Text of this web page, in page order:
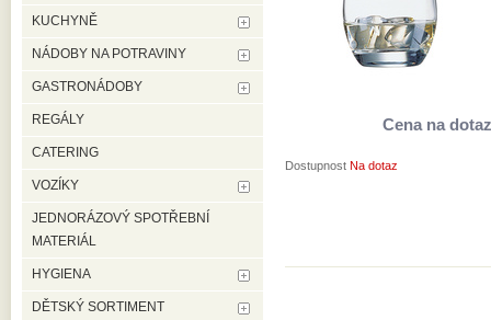
Cena na dotaz
Dostupnost Na dotaz
KUCHYNĚ
NÁDOBY NA POTRAVINY
GASTRONÁDOBY
REGÁLY
CATERING
VOZÍKY
JEDNORÁZOVÝ SPOTŘEBNÍ
MATERIÁL
HYGIENA
DĚTSKÝ SORTIMENT